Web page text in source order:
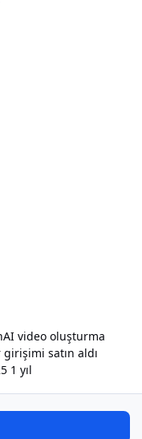
video oluşturma
satın aldı
1 yıl